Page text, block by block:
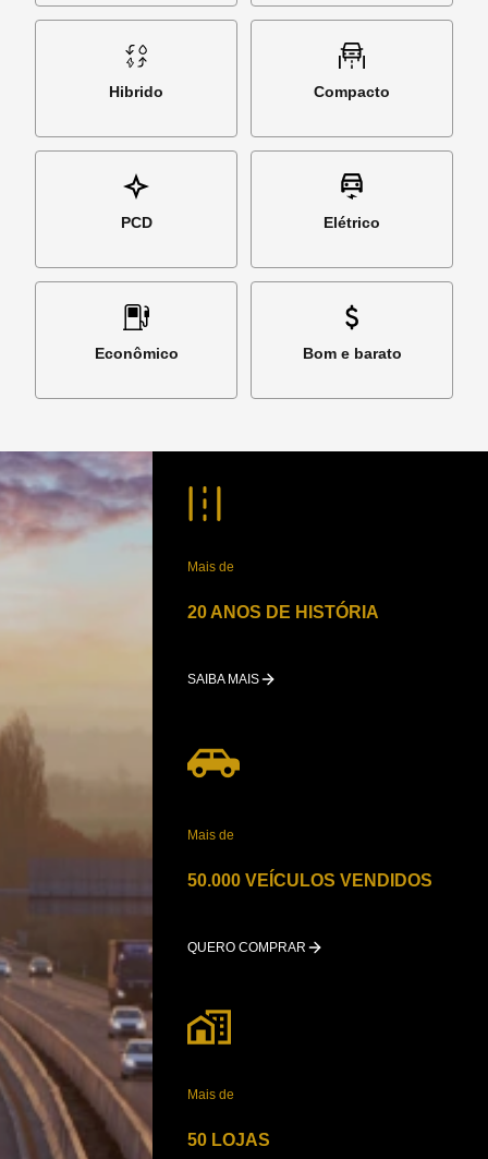
Hibrido Compacto
PCD Elétrico
Econômico Bom e barato
Mais de
20 ANOS DE HISTÓRIA
SAIBA MAIS
Mais de
50.000 VEÍCULOS VENDIDOS
QUERO COMPRAR
Mais de
50 LOJAS